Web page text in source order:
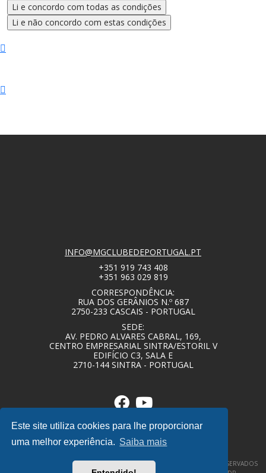
Este site utiliza cookies para lhe proporcionar
uma melhor experiência. Saiba mais
INFO@MGCLUBEDEPORTUGAL.PT
+351 919 743 408
+351 963 029 819
CORRESPONDÊNCIA:
RUA DOS GERÂNIOS N.º 687
2750-233 CASCAIS - PORTUGAL
SEDE:
AV. PEDRO ALVARES CABRAL, 169,
CENTRO EMPRESARIAL SINTRA/ESTORIL V
EDIFÍCIO C3, SALA E
2710-144 SINTRA - PORTUGAL
© COPYRIGHT 2020 – MG CLUBE DE PORTUGAL – TODOS OS DIREITOS RESERVADOS